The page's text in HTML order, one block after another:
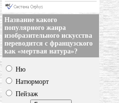
Название какого
популярного жанра
изобразительного искусства
переводится с французского
как «мертвая натура»?
Ню
Натюрморт
Пейзаж